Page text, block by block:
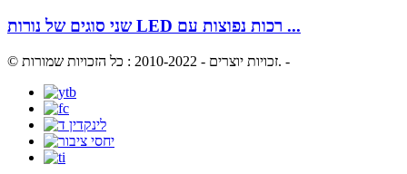
שני סוגים של נורות LED רכות נפוצות עם ...
© זכויות יוצרים - 2010-2022 : כל הזכויות שמורות. -